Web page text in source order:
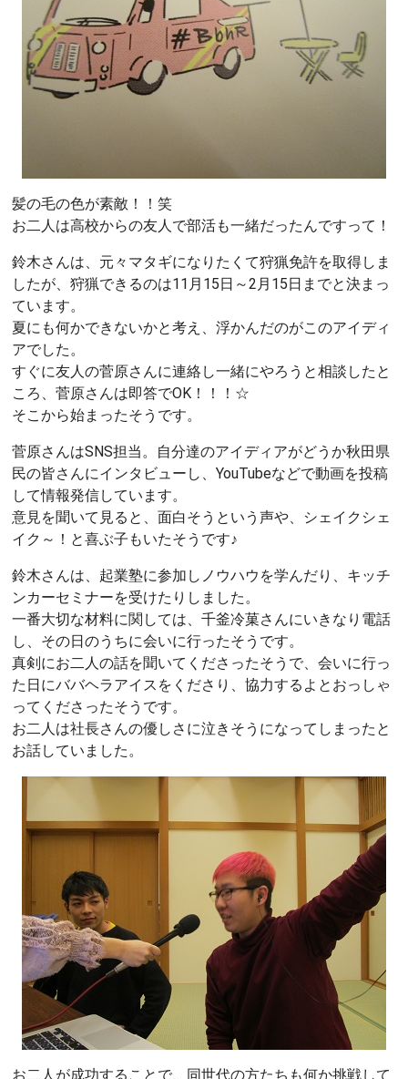
髪の毛の色が素敵！！笑
お二人は高校からの友人で部活も一緒だったんですって！
鈴木さんは、元々マタギになりたくて狩猟免許を取得しま
したが、狩猟できるのは11月15日～2月15日までと決まっ
ています。
夏にも何かできないかと考え、浮かんだのがこのアイディ
アでした。
すぐに友人の菅原さんに連絡し一緒にやろうと相談したと
ころ、菅原さんは即答でOK！！！☆
そこから始まったそうです。
菅原さんはSNS担当。自分達のアイディアがどうか秋田県
民の皆さんにインタビューし、YouTubeなどで動画を投稿
して情報発信しています。
意見を聞いて見ると、面白そうという声や、シェイクシェ
イク～！と喜ぶ子もいたそうです♪
鈴木さんは、起業塾に参加しノウハウを学んだり、キッチ
ンカーセミナーを受けたりしました。
一番大切な材料に関しては、千釜冷菓さんにいきなり電話
し、その日のうちに会いに行ったそうです。
真剣にお二人の話を聞いてくださったそうで、会いに行っ
た日にババヘラアイスをくださり、協力するよとおっしゃ
ってくださったそうです。
お二人は社長さんの優しさに泣きそうになってしまったと
お話していました。
お二人が成功することで、同世代の方たちも何か挑戦して